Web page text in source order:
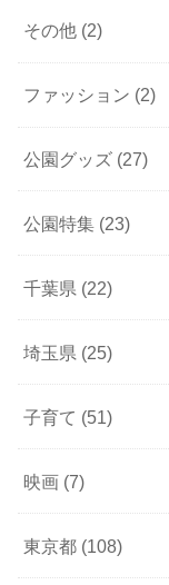
その他 (2)
ファッション (2)
公園グッズ (27)
公園特集 (23)
千葉県 (22)
埼玉県 (25)
子育て (51)
映画 (7)
東京都 (108)